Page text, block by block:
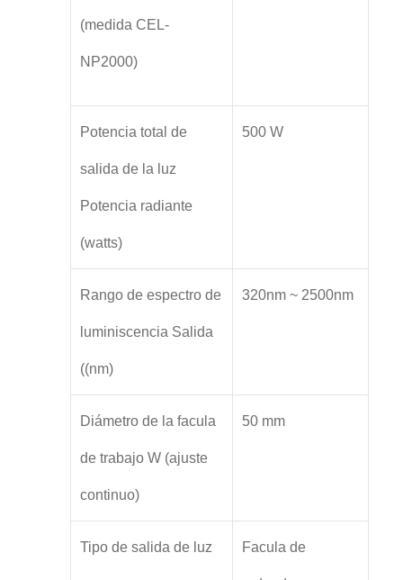
(medida CEL-
NP2000)
Potencia total de
salida de la luz
Potencia radiante
(watts)
500 W
Rango de espectro de
luminiscencia Salida
((nm)
320nm ~ 2500nm
Diámetro de la facula
de trabajo W (ajuste
continuo)
50 mm
Tipo de salida de luz Facula de